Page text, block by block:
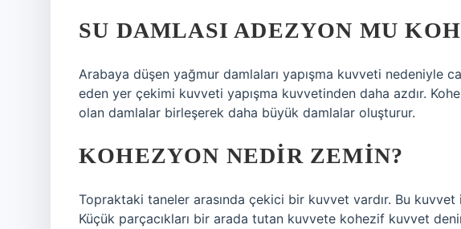
SU DAMLASI ADEZYON MU
Arabaya düşen yağmur damlaları yapışma kuvveti nedeniyle
eden yer çekimi kuvveti yapışma kuvvetinden daha azdır.
olan damlalar birleşerek daha büyük damlalar oluşturur.
KOHEZYON NEDIR ZEMIN?
Topraktaki taneler arasında çekici bir kuvvet vardır. Bu
Küçük parçacıkları bir arada tutan kuvvete kohezif kuvvet